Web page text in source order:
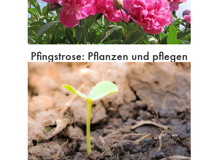
Pfingstrose: Pflanzen und pflegen